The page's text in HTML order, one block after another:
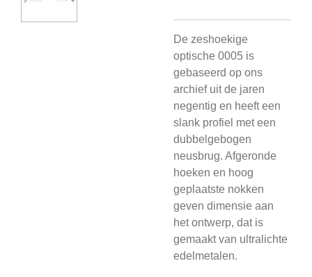
De zeshoekige
optische 0005 is
gebaseerd op ons
archief uit de jaren
negentig en heeft een
slank profiel met een
dubbelgebogen
neusbrug. Afgeronde
hoeken en hoog
geplaatste nokken
geven dimensie aan
het ontwerp, dat is
gemaakt van ultralichte
edelmetalen.